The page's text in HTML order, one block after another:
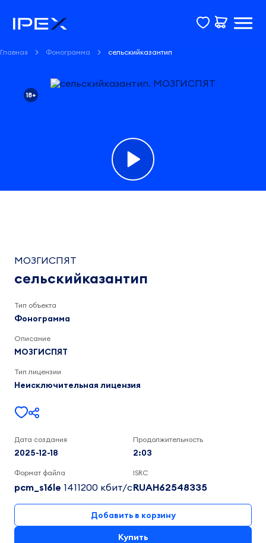
Главная Фонограмма сельскийказантип
18+
МОЗГИСПЯТ
МОЗГИСПЯТ
сельскийказантип
Тип объекта
Фонограмма
Описание
МОЗГИСПЯТ
Тип лицензии
Неисключительная лицензия
Дата создания
2025-12-18
Продолжительность
2:03
Формат файла
pcm_s16le 1411200 кбит/c
ISRC
RUAH62548335
Добавить в корзину
Купить